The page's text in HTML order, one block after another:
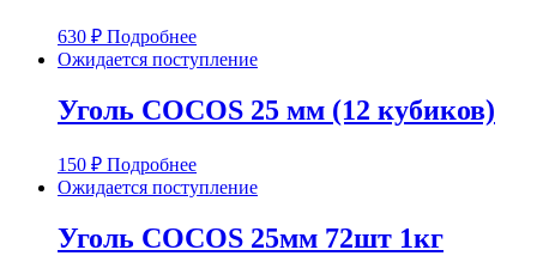
630 ₽ Подробнее
Ожидается поступление
Уголь COCOS 25 мм (12 кубиков)
150 ₽ Подробнее
Ожидается поступление
Уголь COCOS 25мм 72шт 1кг